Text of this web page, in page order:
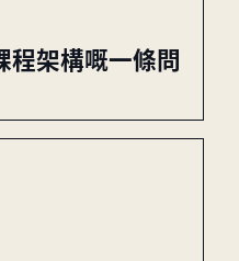
程架構嘅一條問